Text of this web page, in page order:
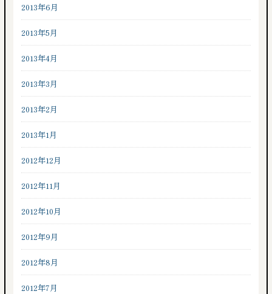
2013年6月
2013年5月
2013年4月
2013年3月
2013年2月
2013年1月
2012年12月
2012年11月
2012年10月
2012年9月
2012年8月
2012年7月